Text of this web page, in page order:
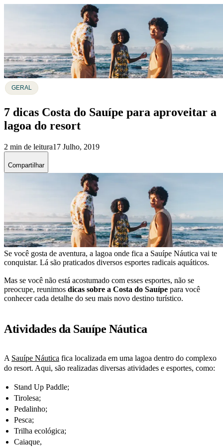
GERAL
7 dicas Costa do Sauípe para aproveitar a
lagoa do resort
2 min de leitura17 Julho, 2019
Compartilhar
Se você gosta de aventura, a lagoa onde fica a Sauípe Náutica vai te
conquistar. Lá são praticados diversos esportes radicais aquáticos.
Mas se você não está acostumado com esses esportes, não se
preocupe, reunimos dicas sobre a Costa do Sauípe para você
conhecer cada detalhe do seu mais novo destino turístico.
Atividades da Sauípe Náutica
A Sauípe Náutica fica localizada em uma lagoa dentro do complexo
do resort. Aqui, são realizadas diversas atividades e esportes, como:
Stand Up Paddle;
Tirolesa;
Pedalinho;
Pesca;
Trilha ecológica;
Caiaque,